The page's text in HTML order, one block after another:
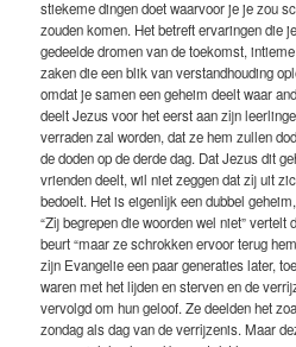
stiekeme dingen doet waarvoor je je zou
zouden komen. Het betreft ervaringen die
gedeelde dromen van de toekomst,
zaken die een blik van verstandhouding
omdat je samen een geheim deelt waar
deelt Jezus voor het eerst aan zijn
verraden zal worden, dat ze hem zullen
de doden op de derde dag. Dat Jezus dit
vrienden deelt, wil niet zeggen dat zij uit
bedoelt. Het is eigenlijk een dubbel
“Zij begrepen die woorden wel niet”
beurt “maar ze schrokken ervoor terug
zijn Evangelie een paar generaties later,
waren met het lijden en sterven en de
vervolgd om hun geloof. Ze deelden het
zondag als dag van de verrijzenis. Maar